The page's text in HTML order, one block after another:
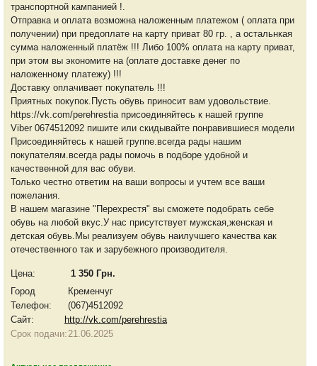
транспортной кампанией !.
Отправка и оплата возможна наложенным платежом ( оплата при
получении) при предоплате на карту приват 80 гр. , а остальнкая
сумма наложенный платёж !!! Либо 100% оплата на карту приват,
при этом вы экономите на (оплате доставке денег по
наложенному платежу) !!!
Доставку оплачивает покупатель !!!
Приятных покупок.Пусть обувь приносит вам удовольствие.
https://vk.com/perehrestia присоединяйтесь к нашей группе
Viber 0674512092 пишите или скидывайте понравившиеся модели
Присоединяйтесь к нашей группе.всегда рады нашим
покупателям.всегда рады помочь в подборе удобной и
качественной для вас обуви.
Только честно ответим на ваши вопросы и учтем все ваши
пожелания.
В нашем магазине "Перехрестя" вы сможете подобрать себе
обувь на любой вкус.У нас присутствует мужская,женская и
детская обувь.Мы реализуем обувь наилучшего качества как
отечественного так и зарубежного производителя.
Цена:
1 350 Грн.
Город
Кременчуг
Телефон:
(067)4512092
Сайт:
http://vk.com/perehrestia
Срок подачи: 21.06.2025